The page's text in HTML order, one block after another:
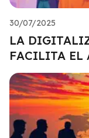
30/07/2025
LA
FACILITA EL